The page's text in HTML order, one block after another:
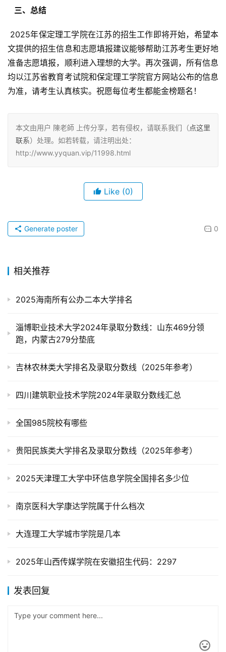
  三、总结
文提供的招生信息和志愿填报建议能够帮助江苏考生更好地
准备志愿填报，顺利进入理想的大学。再次强调，所有信息
均以江苏省教育考试院和保定理工学院官方网站公布的信息
为准，请考生认真核实。祝愿每位考生都能金榜题名！
本文由用户 陳老師 上传分享，若有侵权，请联系我们（点这里
联系）处理。如若转载，请注明出处：
http://www.yyquan.vip/11998.html
Like (0)
0
Generate poster
相关推荐
2025海南所有公办二本大学排名
淄博职业技术大学2024年录取分数线：山东469分领
跑，内蒙古279分垫底
吉林农林类大学排名及录取分数线（2025年参考）
四川建筑职业技术学院2024年录取分数线汇总
全国985院校有哪些
贵阳民族类大学排名及录取分数线（2025年参考）
2025天津理工大学中环信息学院全国排名多少位
南京医科大学康达学院属于什么档次
大连理工大学城市学院是几本
2025年山西传媒学院在安徽招生代码：2297
发表回复